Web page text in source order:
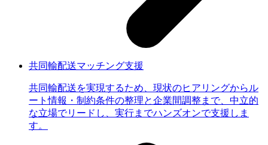
共同輸配送マッチング支援
共同輸配送を実現するため、現状のヒアリングからル
ート情報・制約条件の整理と企業間調整まで、中立的
な立場でリードし、実行までハンズオンで支援しま
す。